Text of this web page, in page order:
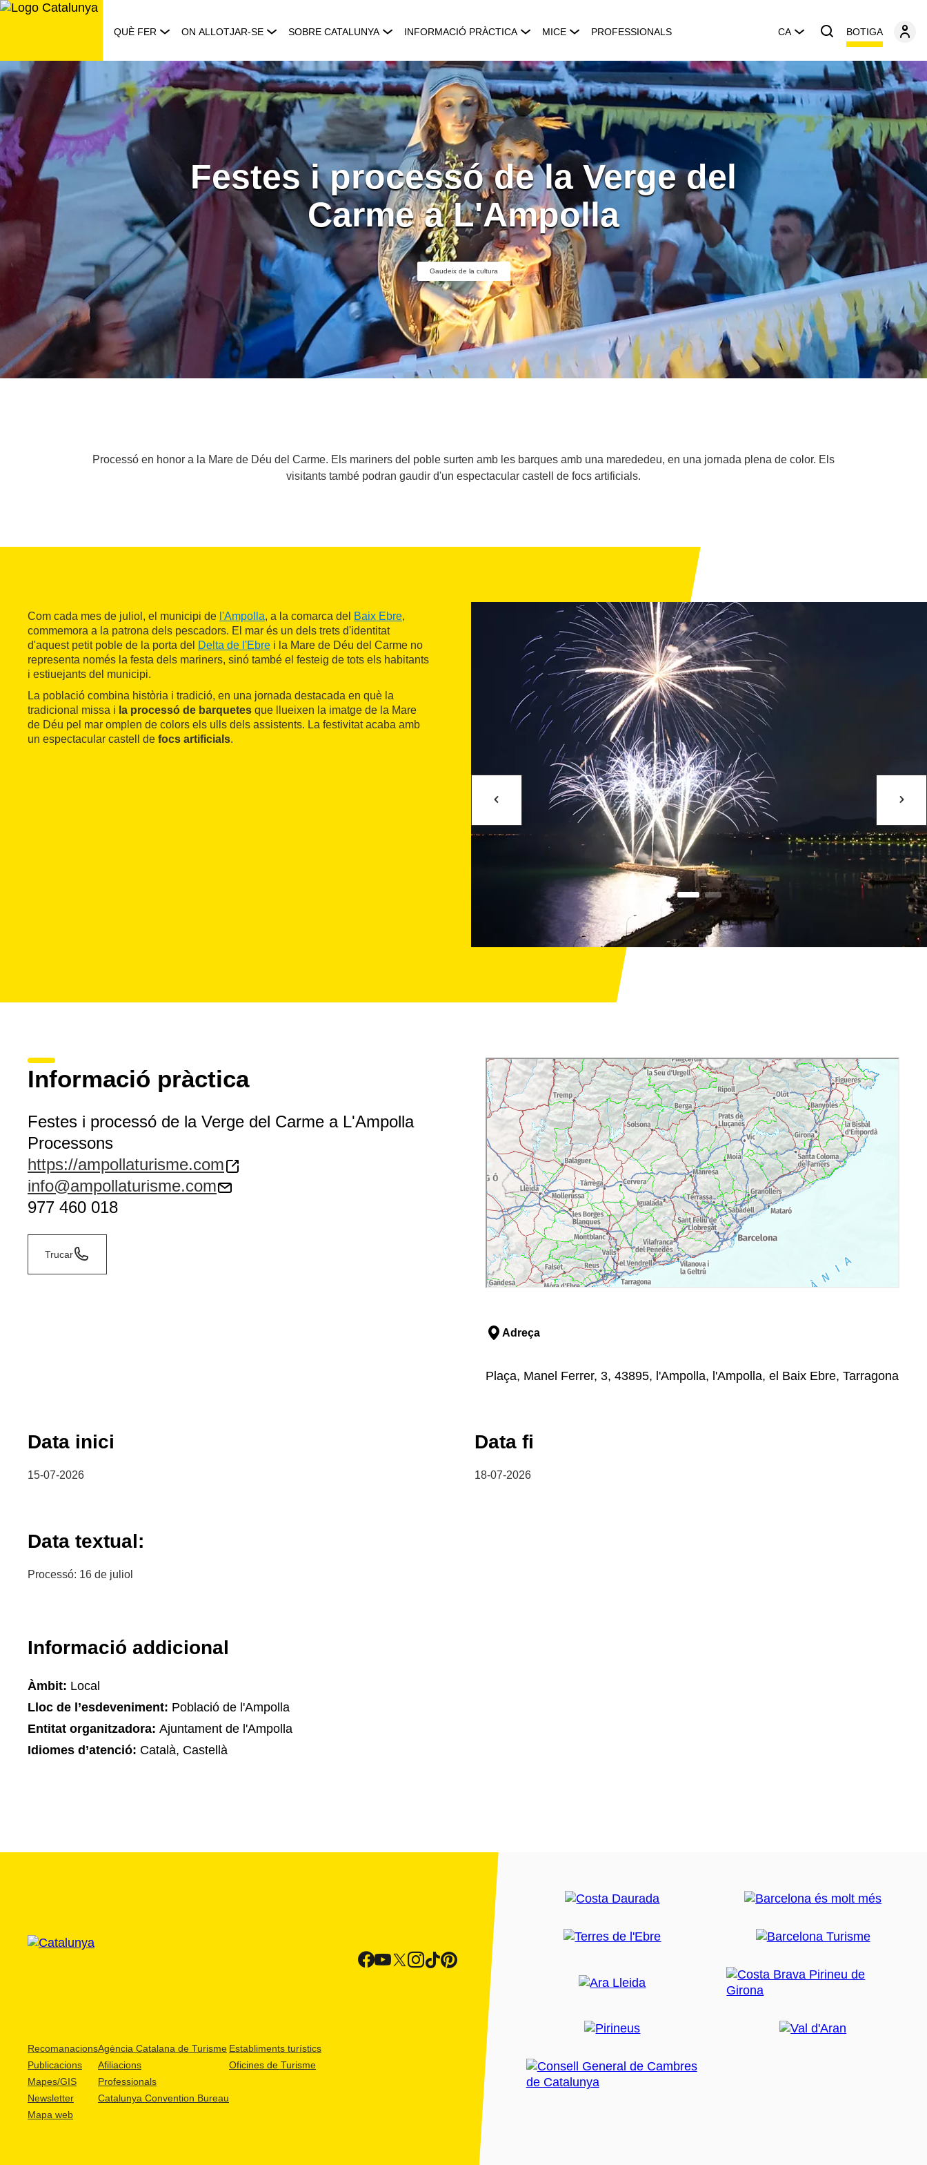
Saltar
QUÈ FER ON ALLOTJAR-SE SOBRE CATALUNYA INFORMACIÓ PRÀCTICA MICE PROFESSIONALS CA BOTIGA
Festes i processó de la Verge del
Carme a L'Ampolla
Gaudeix de la cultura
Processó en honor a la Mare de Déu del Carme. Els mariners del poble surten amb les barques amb una marededeu, en una jornada plena de color. Els
visitants també podran gaudir d'un espectacular castell de focs artificials.
Com cada mes de juliol, el municipi de l'Ampolla, a la comarca del Baix Ebre,
commemora a la patrona dels pescadors. El mar és un dels trets d'identitat
d'aquest petit poble de la porta del Delta de l'Ebre i la Mare de Déu del Carme no
representa només la festa dels mariners, sinó també el festeig de tots els habitants
i estiuejants del municipi.
La població combina història i tradició, en una jornada destacada en què la
tradicional missa i la processó de barquetes que llueixen la imatge de la Mare
de Déu pel mar omplen de colors els ulls dels assistents. La festivitat acaba amb
un espectacular castell de focs artificials.
Informació pràctica
Festes i processó de la Verge del Carme a L'Ampolla
Processons
https://ampollaturisme.com
info@ampollaturisme.com
977 460 018
Trucar
Adreça
Plaça, Manel Ferrer, 3, 43895, l'Ampolla, l'Ampolla, el Baix Ebre, Tarragona
Data inici
15-07-2026
Data fi
18-07-2026
Data textual:
Processó: 16 de juliol
Informació addicional
Àmbit: Local
Lloc de l’esdeveniment: Població de l'Ampolla
Entitat organitzadora: Ajuntament de l'Ampolla
Idiomes d’atenció: Català, Castellà
Recomanacions
Publicacions
Mapes/GIS
Newsletter
Mapa web
Agència Catalana de Turisme
Afiliacions
Professionals
Catalunya Convention Bureau
Establiments turístics
Oficines de Turisme